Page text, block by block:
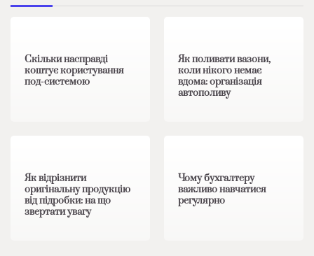
Скільки насправді
коштує користування
под-системою
Як поливати вазони,
коли нікого немає
вдома: організація
автополиву
Як відрізнити
оригінальну продукцію
від підробки: на що
звертати увагу
Чому бухгалтеру
важливо навчатися
регулярно